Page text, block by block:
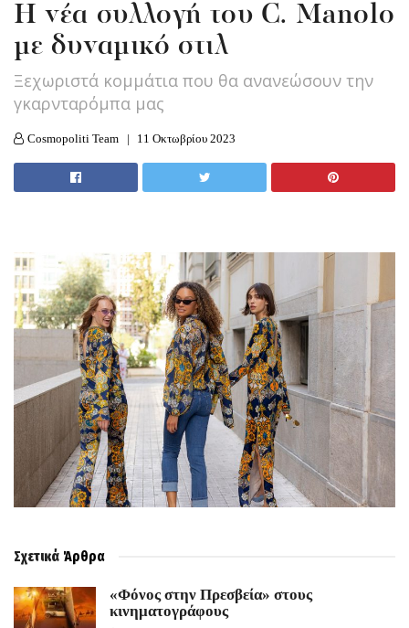
Η νέα συλλογή του C. Manolo
με δυναμικό στιλ
Ξεχωριστά κομμάτια που θα ανανεώσουν την
γκαρνταρόμπα μας
Cosmopoliti Team 11 Οκτωβρίου 2023
Σχετικά Άρθρα
«Φόνος στην Πρεσβεία» στους
κινηματογράφους